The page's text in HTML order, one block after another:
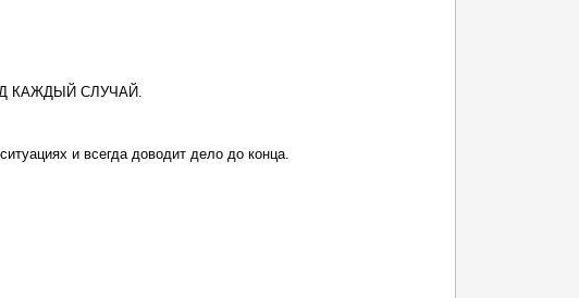
КАЖДЫЙ СЛУЧАЙ.
и всегда доводит дело до конца.